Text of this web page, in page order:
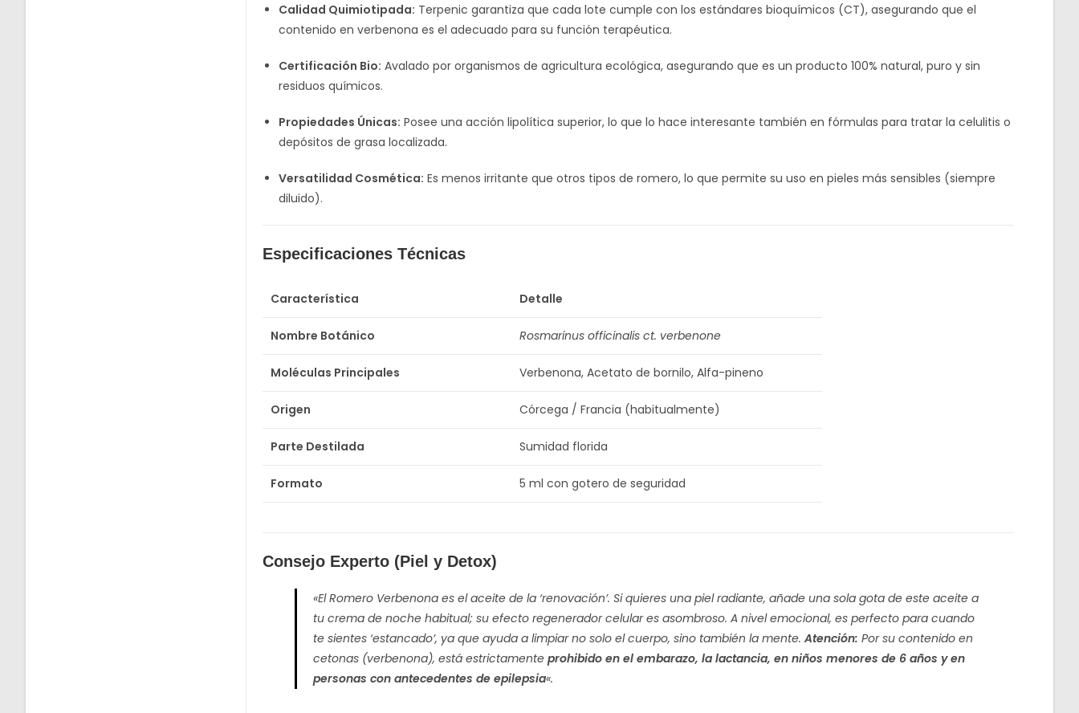
Calidad Quimiotipada: Terpenic garantiza que cada lote cumple con los estándares bioquímicos (CT), asegurando que el
contenido en verbenona es el adecuado para su función terapéutica.
Certificación Bio: Avalado por organismos de agricultura ecológica, asegurando que es un producto 100% natural, puro y sin
residuos químicos.
Propiedades Únicas: Posee una acción lipolítica superior, lo que lo hace interesante también en fórmulas para tratar la celulitis o
depósitos de grasa localizada.
Versatilidad Cosmética: Es menos irritante que otros tipos de romero, lo que permite su uso en pieles más sensibles (siempre
diluido).
Especificaciones Técnicas
Característica Detalle
Nombre Botánico Rosmarinus officinalis ct. verbenone
Moléculas Principales Verbenona, Acetato de bornilo, Alfa-pineno
Origen Córcega / Francia (habitualmente)
Parte Destilada Sumidad florida
Formato 5 ml con gotero de seguridad
Consejo Experto (Piel y Detox)
«El Romero Verbenona es el aceite de la ‘renovación’. Si quieres una piel radiante, añade una sola gota de este aceite a
tu crema de noche habitual; su efecto regenerador celular es asombroso. A nivel emocional, es perfecto para cuando
te sientes ‘estancado’, ya que ayuda a limpiar no solo el cuerpo, sino también la mente. Atención: Por su contenido en
cetonas (verbenona), está estrictamente prohibido en el embarazo, la lactancia, en niños menores de 6 años y en
personas con antecedentes de epilepsia«.